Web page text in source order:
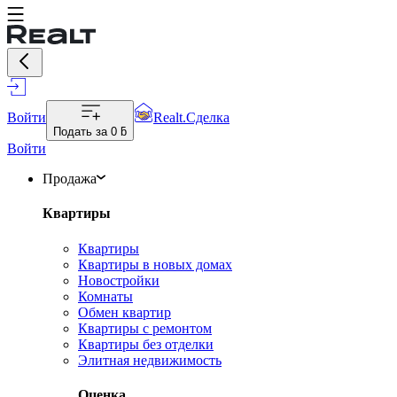
Войти
Подать за 0 ƃ
Realt.Сделка
Войти
Продажа
Квартиры
Квартиры
Квартиры в новых домах
Новостройки
Комнаты
Обмен квартир
Квартиры с ремонтом
Квартиры без отделки
Элитная недвижимость